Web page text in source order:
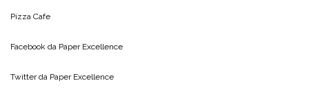
Pizza Cafe
Facebook da Paper Excellence
Twitter da Paper Excellence